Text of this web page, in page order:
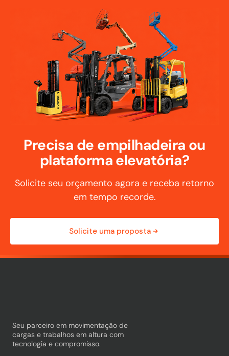
Precisa de empilhadeira ou
plataforma elevatória?
Solicite seu orçamento agora e receba retorno
em tempo recorde.
Solicite uma proposta
Seu parceiro em movimentação de
cargas e trabalhos em altura com
tecnologia e compromisso.